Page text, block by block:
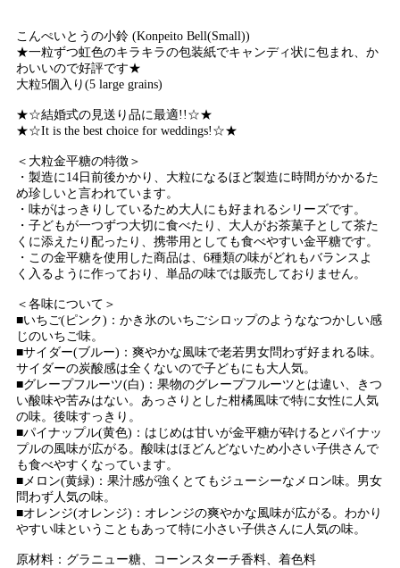
こんぺいとうの小鈴 (Konpeito Bell(Small))
★一粒ずつ虹色のキラキラの包装紙でキャンディ状に包まれ、か
わいいので好評です★
大粒5個入り(5 large grains)
★☆結婚式の見送り品に最適!!☆★
★☆It is the best choice for weddings!☆★
＜大粒金平糖の特徴＞
・製造に14日前後かかり、大粒になるほど製造に時間がかかるた
め珍しいと言われています。
・味がはっきりしているため大人にも好まれるシリーズです。
・子どもが一つずつ大切に食べたり、大人がお茶菓子として茶た
くに添えたり配ったり、携帯用としても食べやすい金平糖です。
・この金平糖を使用した商品は、6種類の味がどれもバランスよ
く入るように作っており、単品の味では販売しておりません。
＜各味について＞
■いちご(ピンク)：かき氷のいちごシロップのようななつかしい感
じのいちご味。
■サイダー(ブルー)：爽やかな風味で老若男女問わず好まれる味。
サイダーの炭酸感は全くないので子どもにも大人気。
■グレープフルーツ(白)：果物のグレープフルーツとは違い、きつ
い酸味や苦みはない。あっさりとした柑橘風味で特に女性に人気
の味。後味すっきり。
■パイナップル(黄色)：はじめは甘いが金平糖が砕けるとパイナッ
プルの風味が広がる。酸味はほどんどないため小さい子供さんで
も食べやすくなっています。
■メロン(黄緑)：果汁感が強くとてもジューシーなメロン味。男女
問わず人気の味。
■オレンジ(オレンジ)：オレンジの爽やかな風味が広がる。わかり
やすい味ということもあって特に小さい子供さんに人気の味。
原材料：グラニュー糖、コーンスターチ香料、着色料